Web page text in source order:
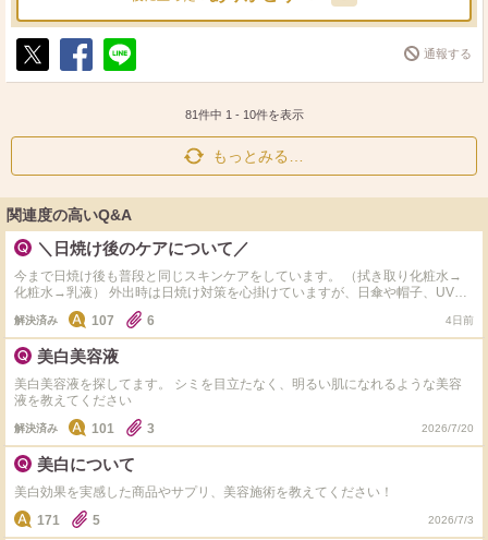
ポ
シ
送
通報する
81件中 1 - 10件を表示
もっとみる…
関連度の高いQ&A
＼日焼け後のケアについて／
今まで日焼け後も普段と同じスキンケアをしています。 （拭き取り化粧水→
化粧水→乳液） 外出時は日焼け対策を心掛けていますが、日傘や帽子、UVカ
ットカーディガンでの対策が出来ない場面があり、その時は焼けてしまいま
す…。 皆様の日焼け後のケアで愛用されているスキンケア（パックや美容液
等）を教えていただけませんでしょうか？ よろしくお願いします！ #32歳女
性 #乾燥肌～普通肌
解決済み 107 6 4日前
美白美容液
美白美容液を探してます。 シミを目立たなく、明るい肌になれるような美容
液を教えてください
解決済み 101 3 2026/7/20
美白について
美白効果を実感した商品やサプリ、美容施術を教えてください！
171
5 2026/7/3